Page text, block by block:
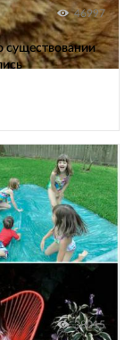
46997
существовании
38015